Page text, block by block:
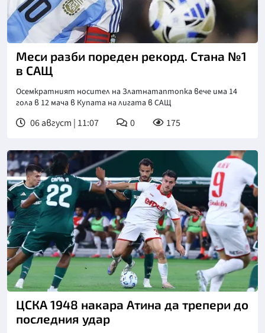
Меси разби пореден рекорд. Стана №1
в САЩ
Осемкратният носител на Златнатаптопка вече има 14
гола в 12 мача в Купата на лигата в САЩ
06 август | 11:07 0 175
ЦСКА 1948 накара Атина да трепери до
последния удар